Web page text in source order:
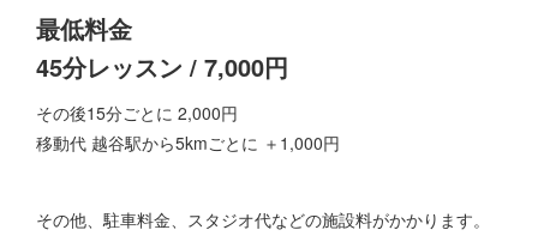
最低料金
45分レッスン / 7,000円
その後15分ごとに 2,000円
移動代 越谷駅から5kmごとに ＋1,000円
その他、駐車料金、スタジオ代などの施設料がかかります。